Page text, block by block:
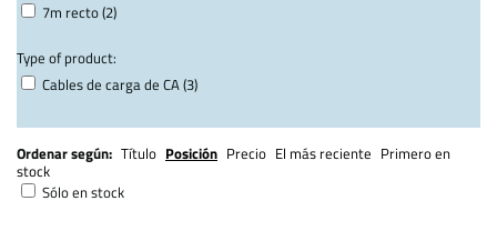
7m recto (2)
Type of product:
Cables de carga de CA (3)
Ordenar según: Título Posición Precio El más reciente Primero en
stock
Sólo en stock